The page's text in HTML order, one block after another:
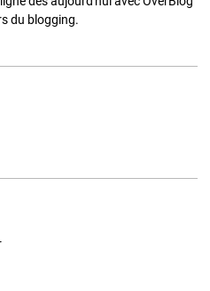
du blogging.